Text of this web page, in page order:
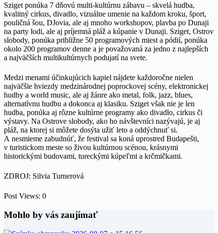
Sziget ponúka 7 dňovú multi-kultúrnu zábavu – skvelá hudba,
kvalitný cirkus, divadlo, vizuálne umenie na každom kroku, šport,
pouličná šou, DJovia, ale aj mnoho workshopov, plavba po Dunaji
na party lodi, ale aj príjemná pláž a kúpanie v Dunaji. Sziget, Ostrov
slobody, ponúka približne 50 programových miest a pódií, ponúka
okolo 200 programov denne a je považovaná za jedno z najlepších
a najväčších multikultúrnych podujatí na svete.
Medzi menami účinkujúcich kapiel nájdete každoročne nielen
najväčšie hviezdy medzinárodnej poprockovej scény, elektronickej
hudby a world music, ale aj žánre ako metal, folk, jazz, blues,
alternatívnu hudbu a dokonca aj klasiku. Sziget však nie je len
hudba, ponúka aj rôzne kultúrne programy ako divadlo, cirkus či
výstavy. Na Ostrove slobody, ako ho návštevníci nazývajú, je aj
pláž, na ktorej si môžete dosýta užiť leto a oddýchnuť si.
A nesmieme zabudnúť, že festival sa koná uprostred Budapešti,
v turistickom meste so živou kultúrnou scénou, krásnymi
historickými budovami, tureckými kúpeľmi a krčmičkami.
ZDROJ: Silvia Turnerová
Post Views: 0
Mohlo by vás zaujímať